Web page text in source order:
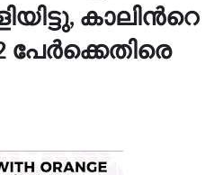
കാലിന്‍റെ
പേർക്കെതിരെ